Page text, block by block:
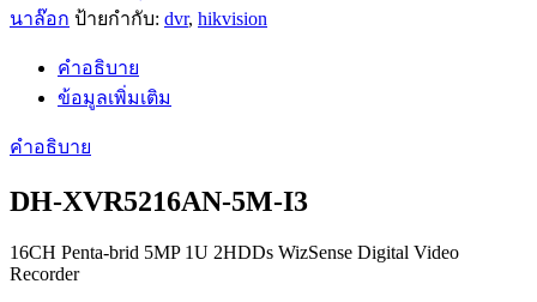
นาล๊อก ป้ายกำกับ: dvr, hikvision
คำอธิบาย
ข้อมูลเพิ่มเติม
คำอธิบาย
DH-XVR5216AN-5M-I3
16CH Penta-brid 5MP 1U 2HDDs WizSense Digital Video
Recorder